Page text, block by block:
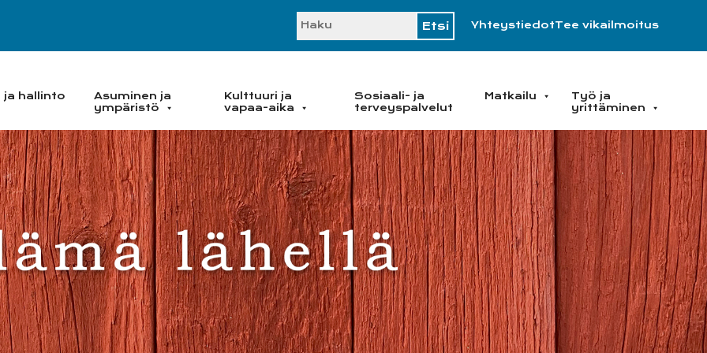
SEARCH
YhteystiedotTee vikailmoitus
ja hallinto
Asuminen ja
ympäristö
Kulttuuri ja
vapaa-aika
Sosiaali- ja
terveyspalvelut
Matkailu
Työ ja
yrittäminen